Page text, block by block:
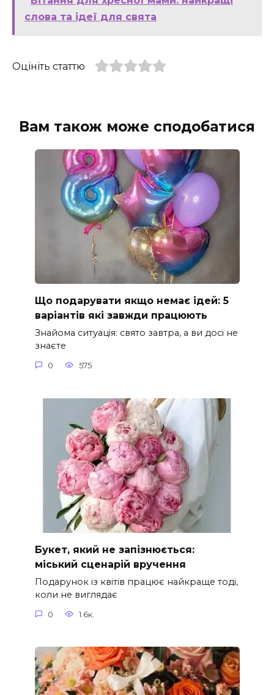
слова та ідеї для свята
Оцініть статтю
Вам також може сподобатися
Що подарувати якщо немає ідей: 5
варіантів які завжди працюють
Знайома ситуація: свято завтра, а ви досі не
знаєте
0 575
Букет, який не запізнюється:
міський сценарій вручення
Подарунок із квітів працює найкраще тоді,
коли не виглядає
0 1.6к.